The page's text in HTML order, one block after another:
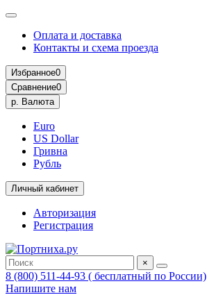
Оплата и доставка
Контакты и схема проезда
Избранное0
Сравнение0
р. Валюта
Euro
US Dollar
Гривна
Рубль
Личный кабинет
Авторизация
Регистрация
×
8 (800) 511-44-93 ( бесплатный по России)
Напишите нам